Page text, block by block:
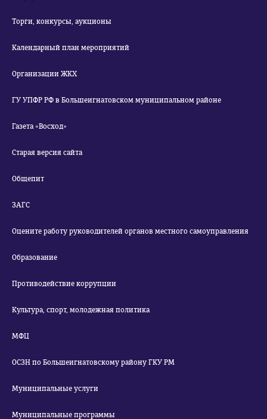
Торги, конкурсы, аукционы
Календарный план мероприятий
Организации ЖКХ
ГУ УПФР РФ в Большеигнатовском муниципальном районе
Газета «Восход»
Старая версия сайта
Общепит
ЗАГС
Оцените работу руководителей органов местного самоуправления
Образование
Противодействие коррупции
Культура, спорт, молодежная политика
МФЦ
ОСЗН по Большеигнатовскому району ГКУ РМ
Муниципальные услуги
Муниципальные программы